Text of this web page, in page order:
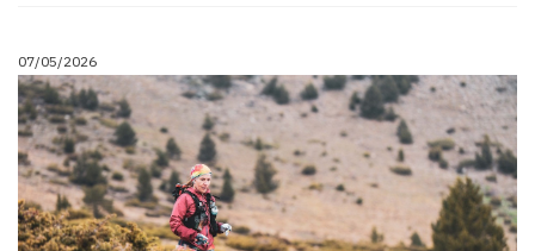
07/05/2026